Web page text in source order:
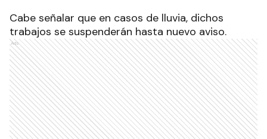
Cabe señalar que en casos de lluvia, dichos
trabajos se suspenderán hasta nuevo aviso.
Ads